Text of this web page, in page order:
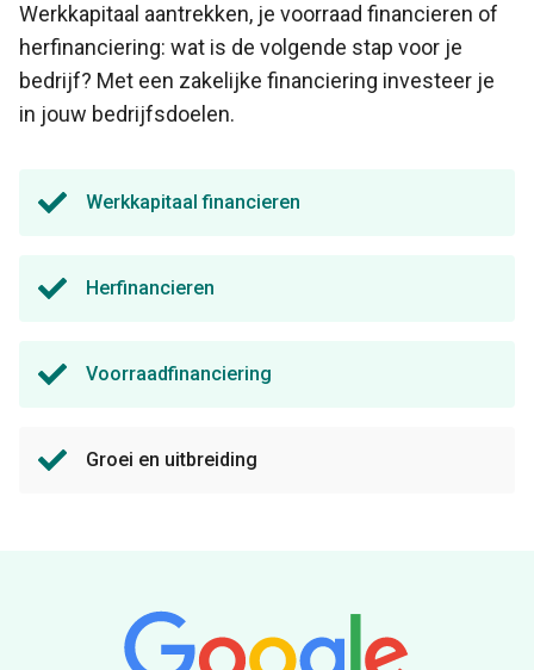
Werkkapitaal aantrekken, je voorraad financieren of
herfinanciering: wat is de volgende stap voor je
bedrijf? Met een zakelijke financiering investeer je
in jouw bedrijfsdoelen.
Werkkapitaal financieren
Herfinancieren
Voorraadfinanciering
Groei en uitbreiding